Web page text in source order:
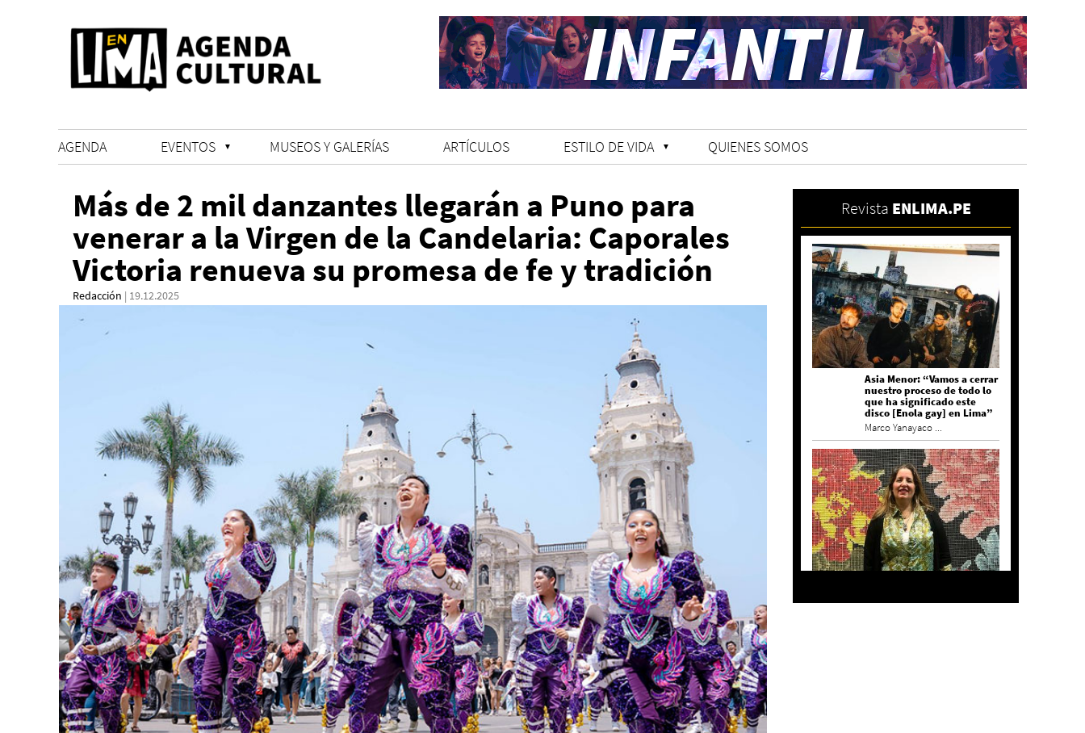
AGENDA EVENTOS MUSEOS Y GALERÍAS ARTÍCULOS ESTILO DE VIDA QUIENES SOMOS
Más de 2 mil danzantes llegarán a Puno para
venerar a la Virgen de la Candelaria: Caporales
Victoria renueva su promesa de fe y tradición
Redacción | 19.12.2025
Revista ENLIMA.PE
Asia Menor: “Vamos a cerrar
nuestro proceso de todo lo
que ha significado este
disco [Enola gay] en Lima”
Marco Yanayaco ...
país es Milei”